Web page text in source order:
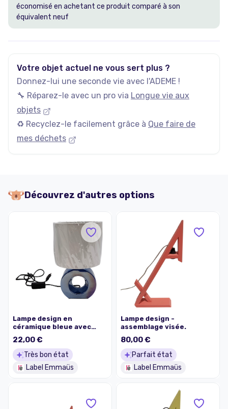
économisé en achetant ce produit comparé à son
équivalent neuf
Votre objet actuel ne vous sert plus ?
Donnez-lui une seconde vie avec l'ADEME !
🔧 Réparez-le avec un pro via Longue vie aux
objets
♻️ Recyclez-le facilement grâce à Que faire de
mes déchets
Découvrez d'autres options
Lampe design en
céramique bleue avec
abat-jour blanc –
Élégance et modernité
22,00 €
Très bon état
Label Emmaüs
Lampe design -
assemblage visée.
80,00 €
Parfait état
Label Emmaüs